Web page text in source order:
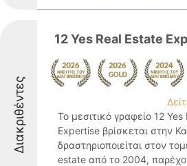
Διακριθέντες
12 Yes Real Estate
Το μεσιτικό γραφείο 12
Expertise βρίσκεται στην
δραστηριοποιείται στον
estate από το 2004,